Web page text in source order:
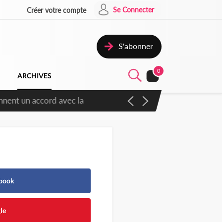
Créer votre compte Se Connecter
S'abonner
ARCHIVES
0
un accord avec la